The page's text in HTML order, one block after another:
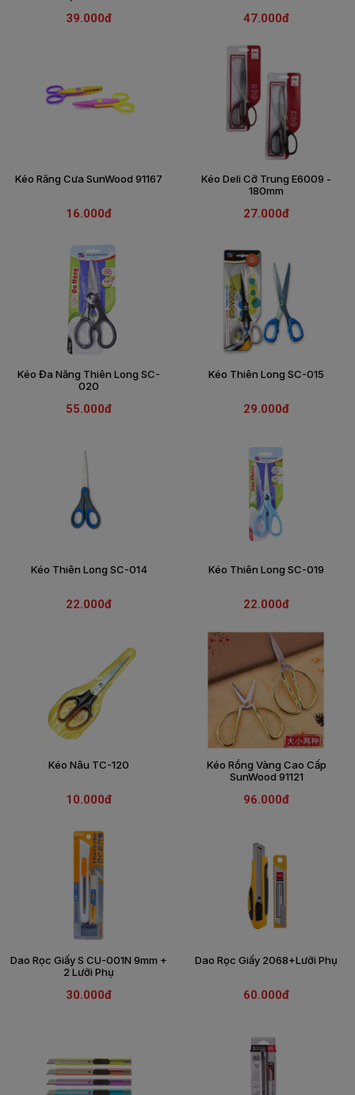
THIẾU
VPP
THIẾT
39.000đ 47.000đ
Kéo Răng Cưa SunWood 91167
16.000đ
Kéo Deli Cỡ Trung E6009 -
180mm
27.000đ
Kéo Đa Năng Thiên Long SC-
020
55.000đ
Kéo Thiên Long SC-015
29.000đ
Kéo Thiên Long SC-014
22.000đ
Kéo Thiên Long SC-019
22.000đ
Kéo Nâu TC-120
10.000đ
Kéo Rồng Vàng Cao Cấp
SunWood 91121
96.000đ
Dao Rọc Giấy S CU-001N 9mm +
2 Lưỡi Phụ
30.000đ
Dao Rọc Giấy 2068+lưỡi Phụ
60.000đ